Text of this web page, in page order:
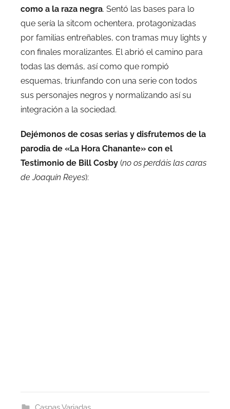
como a la raza negra. Sentó las bases para lo
que sería la sitcom ochentera, protagonizadas
por familias entreñables, con tramas muy lights y
con finales moralizantes. El abrió el camino para
todas las demás, así como que rompió
esquemas, triunfando con una serie con todos
sus personajes negros y normalizando así su
integración a la sociedad.
Dejémonos de cosas serias y disfrutemos de la
parodia de «La Hora Chanante» con el
Testimonio de Bill Cosby (no os perdáis las caras
de Joaquín Reyes):